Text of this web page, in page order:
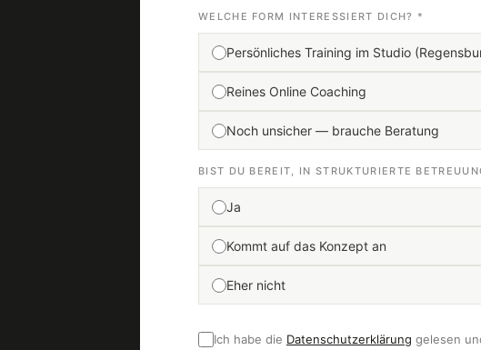
WELCHE FORM INTERESSIERT DICH? *
Persönliches Training im Studio
Reines Online Coaching
Noch unsicher — brauche Beratung
BIST DU BEREIT, IN STRUKTURIERTE
Ja
Kommt auf das Konzept an
Eher nicht
Ich habe die Datenschutzerklärung gelesen